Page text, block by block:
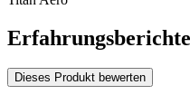
Dieses Produkt bewerten